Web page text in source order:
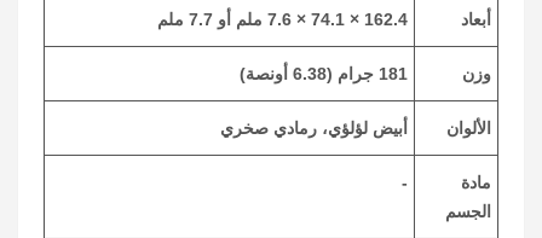
أبعاد 162.4 × 74.1 × 7.6 ملم أو 7.7 ملم
وزن 181 جرام (6.38 أونصة)
الألوان أبيض لؤلؤي، رمادي صخري
مادة
الجسم
-